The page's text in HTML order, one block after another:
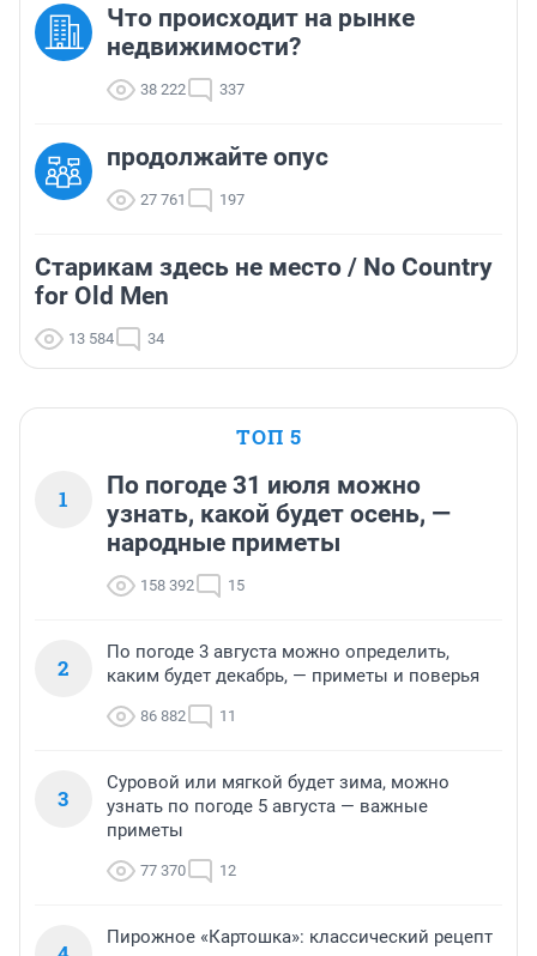
Что происходит на рынке
недвижимости?
38 222 337
продолжайте опус
27 761 197
Старикам здесь не место / No Country
for Old Men
13 584 34
ТОП 5
1
По погоде 31 июля можно
узнать, какой будет осень, —
народные приметы
158 392 15
2
По погоде 3 августа можно определить,
каким будет декабрь, — приметы и поверья
86 882 11
3
Суровой или мягкой будет зима, можно
узнать по погоде 5 августа — важные
приметы
77 370 12
Пирожное «Картошка»: классический рецепт